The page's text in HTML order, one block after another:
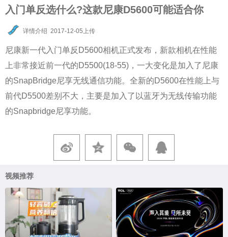
入门单反选什么?这款尼康D5600可能适合你
详情介绍 2017-12-05上传
尼康新一代入门单反D5600相机正式发布，新款相机在性能
上非常接近前一代的D5500(18-55)，一大变化是加入了尼康
的SnapBridge尼享无线通信功能。全新的D5600在性能上与
前代D5500差别不大，主要是加入了以蓝牙为无线传输功能
的Snapbridge尼享功能。
视频推荐